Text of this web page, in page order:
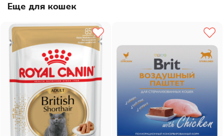
Преимущества:
Основной источник белка - индейка (не менее 12%):
легкоусвояемое, гипоаллергенное мясо, богатое
аминокислотами.
Высокое содержание влаги (80%) - помогает
поддерживать водный баланс, особенно если ваш
питомец пьет мало воды.
Обязательный таурин в составе - жизненно важная
аминокислота для здоровья сердца, печени, почек,
зрения и нервной системы.
Без искусственных красителей и консервантов -
только чистый состав.
Экстракт эхинацеи - природный иммуностимулятор,
Еще для кошек